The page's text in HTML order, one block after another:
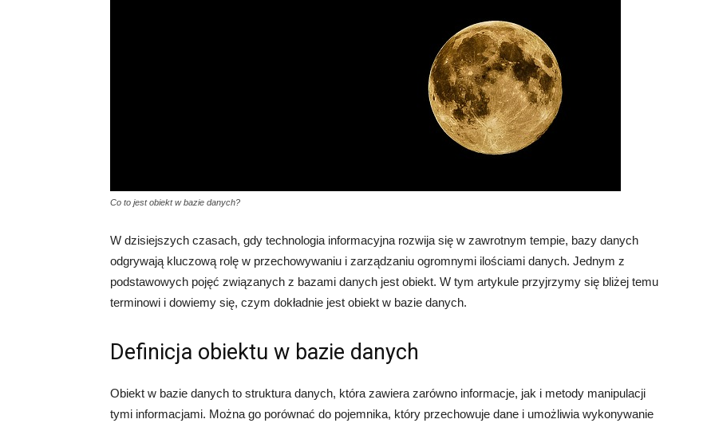
Co to jest obiekt w bazie danych?
W dzisiejszych czasach, gdy technologia informacyjna rozwija się w zawrotnym tempie, bazy danych
odgrywają kluczową rolę w przechowywaniu i zarządzaniu ogromnymi ilościami danych. Jednym z
podstawowych pojęć związanych z bazami danych jest obiekt. W tym artykule przyjrzymy się bliżej temu
terminowi i dowiemy się, czym dokładnie jest obiekt w bazie danych.
Definicja obiektu w bazie danych
Obiekt w bazie danych to struktura danych, która zawiera zarówno informacje, jak i metody manipulacji
tymi informacjami. Można go porównać do pojemnika, który przechowuje dane i umożliwia wykonywanie